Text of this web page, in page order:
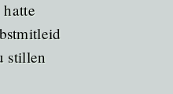
stillen